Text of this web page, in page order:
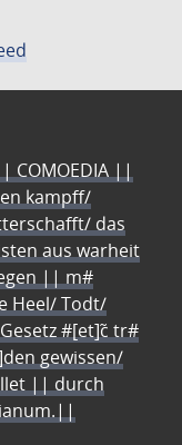
COMOEDIA ||
kampff/
das
aus warheit
|| m#
Heel/ Todt/
#[et]c̃ tr#
gewissen/
|| durch